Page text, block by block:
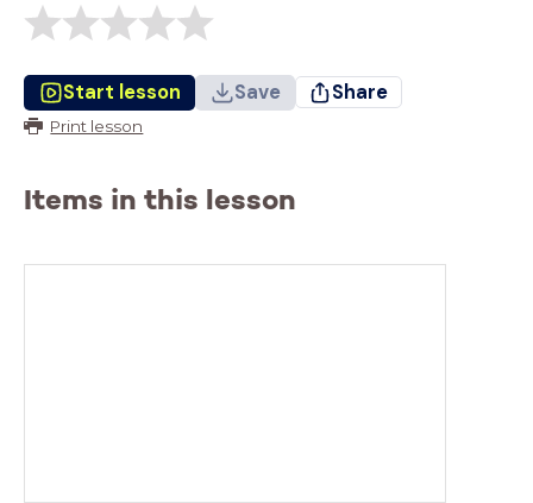
Start lesson Save Share
Print lesson
Items in this lesson